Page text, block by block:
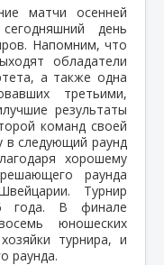
матчи осенней
день
Напомним, что
обладатели
а также одна
третьими,
результаты
команд своей
в следующий раунд
хорошему
раунда
Турнир
года. В финале
юношеских
турнира, и
раунда.